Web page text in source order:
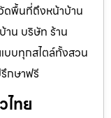
ดพื้นที่ถึงหน้าบ้าน
าน บริษัท ร้าน
บบทุกสไตล์ทั้งสวน
กษาฟรี
ไทย